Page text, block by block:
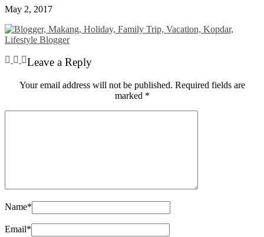
May 2, 2017
Leave a Reply
Your email address will not be published. Required fields are
marked *
Name*
Email*